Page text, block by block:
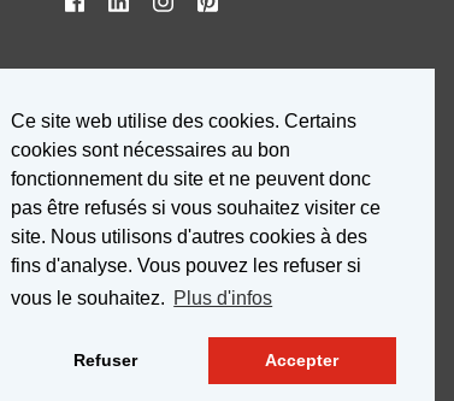
Ce site web utilise des cookies. Certains
cookies sont nécessaires au bon
fonctionnement du site et ne peuvent donc
pas être refusés si vous souhaitez visiter ce
site. Nous utilisons d'autres cookies à des
fins d'analyse. Vous pouvez les refuser si
vous le souhaitez. Plus d'infos
Refuser Accepter